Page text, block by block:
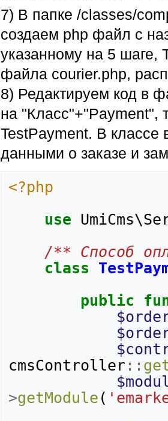
7) В папке /classes/
создаем php файл с
указанному на 5 шаге,
файла courier.php,
8) Редактируем код в
на "Класс"+"Payment",
TestPayment. В классе
данными о заказе и
<?php
use
/** Способ
class
public
cmsController ::
>getModule (